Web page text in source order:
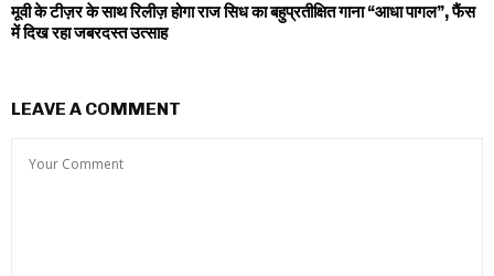
मूवी के टीज़र के साथ रिलीज़ होगा राज सिध का बहुप्रतीक्षित गाना “आधा पागल”, फैंस
में दिख रहा जबरदस्त उत्साह
LEAVE A COMMENT